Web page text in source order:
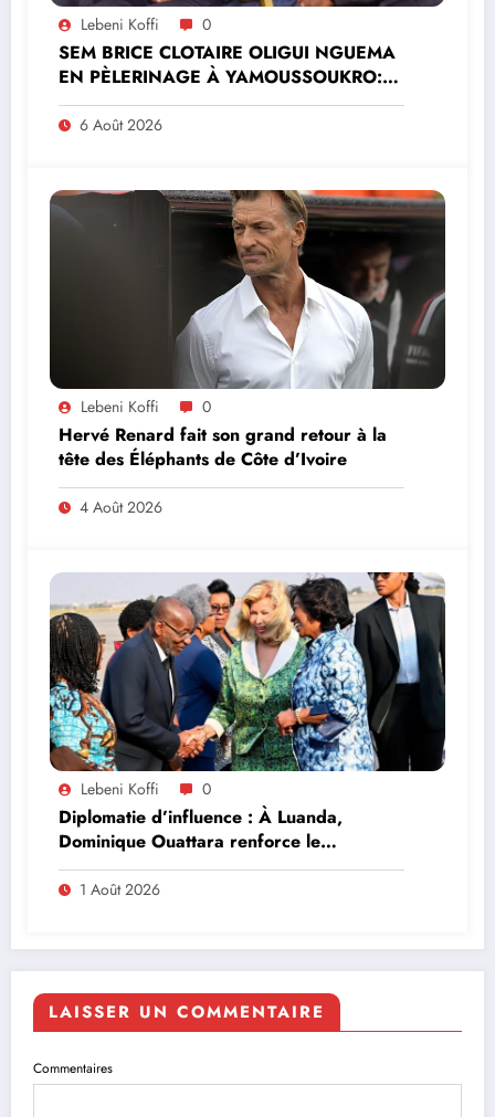
Lebeni Koffi 0
SEM BRICE CLOTAIRE OLIGUI NGUEMA
EN PÈLERINAGE À YAMOUSSOUKRO:LE
MINISTRE PAULIN CLAUDE DANHO
PREND PART À LA CÉRÉMONIE
6 Août 2026
Lebeni Koffi 0
Hervé Renard fait son grand retour à la
tête des Éléphants de Côte d’Ivoire
4 Août 2026
Lebeni Koffi 0
Diplomatie d’influence : À Luanda,
Dominique Ouattara renforce le
leadership solidaire de la Côte d’Ivoire en
Afrique
1 Août 2026
LAISSER UN COMMENTAIRE
Commentaires